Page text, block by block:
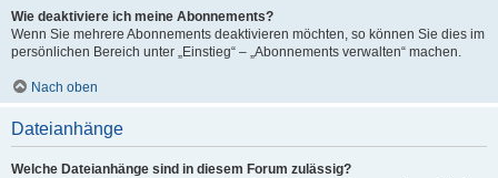
Wie deaktiviere ich meine Abonnements?
Wenn Sie mehrere Abonnements deaktivieren möchten, so können Sie dies im
persönlichen Bereich unter „Einstieg“ – „Abonnements verwalten“ machen.
Nach oben
Dateianhänge
Welche Dateianhänge sind in diesem Forum zulässig?